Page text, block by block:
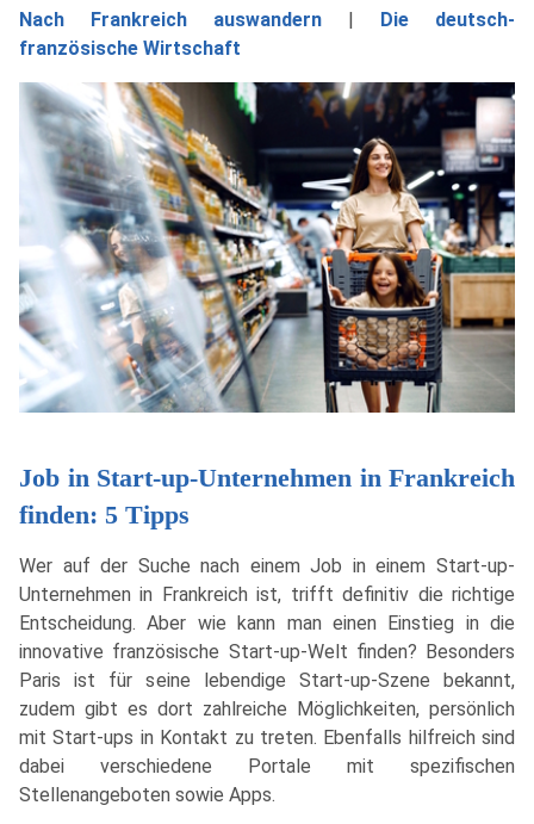
Nach Frankreich auswandern | Die deutsch-
französische Wirtschaft
Job in Start-up-Unternehmen in Frankreich
finden: 5 Tipps
Wer auf der Suche nach einem Job in einem Start-up-
Unternehmen in Frankreich ist, trifft definitiv die richtige
Entscheidung. Aber wie kann man einen Einstieg in die
innovative französische Start-up-Welt finden? Besonders
Paris ist für seine lebendige Start-up-Szene bekannt,
zudem gibt es dort zahlreiche Möglichkeiten, persönlich
mit Start-ups in Kontakt zu treten. Ebenfalls hilfreich sind
dabei verschiedene Portale mit spezifischen
Stellenangeboten sowie Apps.